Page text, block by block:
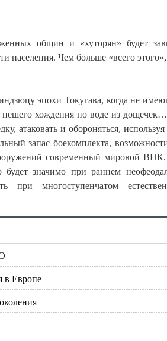
общин и «хуторян» будет
населения. Чем больше «всего
эпохи Токугава, когда не
пешего хождения по воде из
атаковать и обороняться,
запас боекомплекта,
современный мировой
значимо при раннем
при многоступенчатом
в Европе